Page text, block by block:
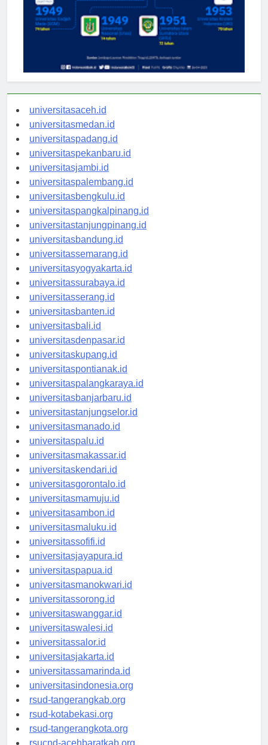
universitasaceh.id
universitasmedan.id
universitaspadang.id
universitaspekanbaru.id
universitasjambi.id
universitaspalembang.id
universitasbengkulu.id
universitaspangkalpinang.id
universitastanjungpinang.id
universitasbandung.id
universitassemarang.id
universitasyogyakarta.id
universitassurabaya.id
universitasserang.id
universitasbanten.id
universitasbali.id
universitasdenpasar.id
universitaskupang.id
universitaspontianak.id
universitaspalangkaraya.id
universitasbanjarbaru.id
universitastanjungselor.id
universitasmanado.id
universitaspalu.id
universitasmakassar.id
universitaskendari.id
universitasgorontalo.id
universitasmamuju.id
universitasambon.id
universitasmaluku.id
universitassofifi.id
universitasjayapura.id
universitaspapua.id
universitasmanokwari.id
universitassorong.id
universitaswanggar.id
universitaswalesi.id
universitassalor.id
universitasjakarta.id
universitassamarinda.id
universitasindonesia.org
rsud-tangerangkab.org
rsud-kotabekasi.org
rsud-tangerangkota.org